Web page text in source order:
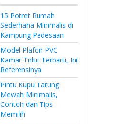
15 Potret Rumah
Sederhana Minimalis di
Kampung Pedesaan
Model Plafon PVC
Kamar Tidur Terbaru, Ini
Referensinya
Pintu Kupu Tarung
Mewah Minimalis,
Contoh dan Tips
Memilih